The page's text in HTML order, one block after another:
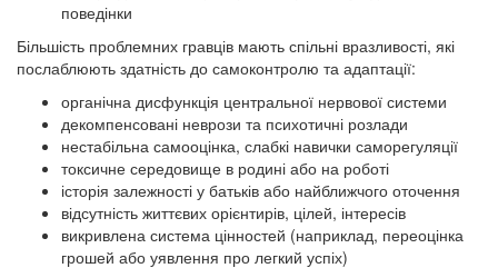
поведінки
Більшість проблемних гравців мають спільні вразливості, які
послаблюють здатність до самоконтролю та адаптації:
органічна дисфункція центральної нервової системи
декомпенсовані неврози та психотичні розлади
нестабільна самооцінка, слабкі навички саморегуляції
токсичне середовище в родині або на роботі
історія залежності у батьків або найближчого оточення
відсутність життєвих орієнтирів, цілей, інтересів
викривлена система цінностей (наприклад, переоцінка
грошей або уявлення про легкий успіх)